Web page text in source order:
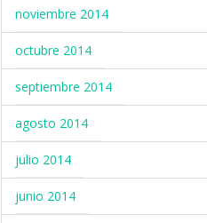
noviembre 2014
octubre 2014
septiembre 2014
agosto 2014
julio 2014
junio 2014